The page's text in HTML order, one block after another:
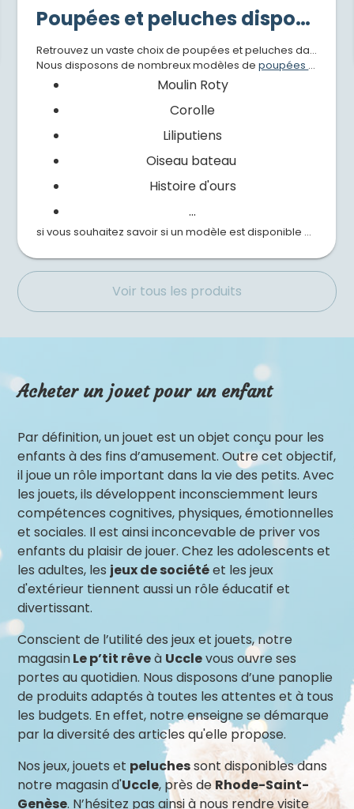
Poupées et peluches disponibles dans votre boutique Le p'tit rêve
Retrouvez un vaste choix de poupées et peluches dans votre magasin de jouets
Nous disposons de nombreux modèles depoupées et de peluches
Moulin Roty
Corolle
Liliputiens
Oiseau bateau
Histoire d'ours
...
si vous souhaitez savoir si un modèle est disponible ou plus de renseignements, contactez-nous via le
Voir tous les produits
Acheter un jouet pour un enfant
Par définition, un jouet est un objet conçu pour les
enfants à des fins d’amusement. Outre cet objectif,
il joue un rôle important dans la vie des petits. Avec
les jouets, ils développent inconsciemment leurs
compétences cognitives, physiques, émotionnelles
et sociales. Il est ainsi inconcevable de priver vos
enfants du plaisir de jouer. Chez les adolescents et
les adultes, les jeux de sociétéet les jeux
d'extérieur tiennent aussi un rôle éducatif et
divertissant.
Conscient de l’utilité des jeux et jouets, notre
magasinLe p’tit rêveà Ucclevous ouvre ses
portes au quotidien. Nous disposons d’une panoplie
de produits adaptés à toutes les attentes et à tous
les budgets. En effet, notre enseigne se démarque
par la diversité des articles qu'elle propose.
Nos jeux, jouets et peluchessont disponibles dans
notre magasin d'Uccle, près deRhode-Saint-
Genèse. N’hésitez pas ainsi à nous rendre visite